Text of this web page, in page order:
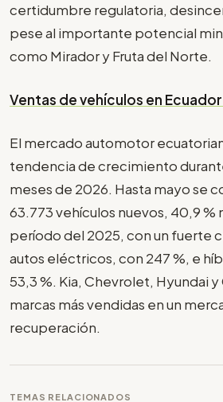
certidumbre regulatoria,
pese al importante potencial
como Mirador y Fruta del Norte.
Ventas de vehículos en
El mercado automotor
tendencia de crecimiento
meses de 2026. Hasta mayo se
63.773 vehículos nuevos, 40,9 %
período del 2025, con un fuerte
autos eléctricos, con 247 %, e
53,3 %. Kia, Chevrolet, Hyundai y
marcas más vendidas en un
recuperación.
TEMAS RELACIONADOS